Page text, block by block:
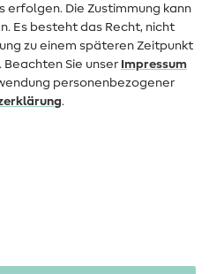
Die Zustimmung kann
Es besteht das Recht, nicht
zu einem späteren Zeitpunkt
Sie unser Impressum
personenbezogener
.